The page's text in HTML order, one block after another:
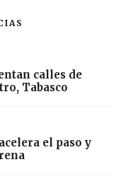
calles de
Tabasco
el paso y